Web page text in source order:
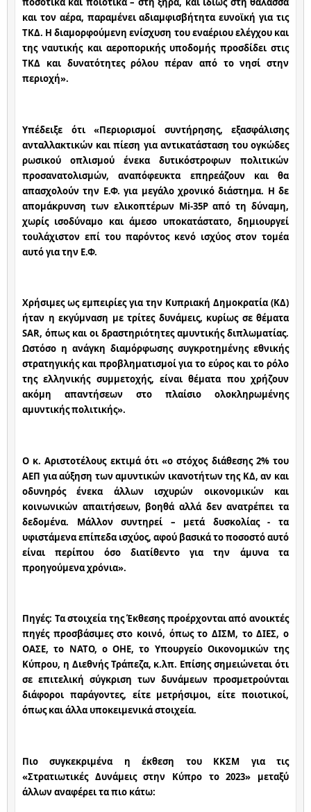
και τον αέρα, παραμένει αδιαμφισβήτητα ευνοϊκή για τις
ΤΚΔ. Η διαμορφούμενη ενίσχυση του εναέριου ελέγχου και
της ναυτικής και αεροπορικής υποδομής προσδίδει στις
ΤΚΔ και δυνατότητες ρόλου πέραν από το νησί στην
περιοχή».
Υπέδειξε ότι «Περιορισμοί συντήρησης, εξασφάλισης
ανταλλακτικών και πίεση για αντικατάσταση του ογκώδες
ρωσικού οπλισμού ένεκα δυτικόστροφων πολιτικών
προσανατολισμών, αναπόφευκτα επηρεάζουν και θα
απασχολούν την Ε.Φ. για μεγάλο χρονικό διάστημα. Η δε
απομάκρυνση των ελικοπτέρων Mi-35P από τη δύναμη,
χωρίς ισοδύναμο και άμεσο υποκατάστατο, δημιουργεί
τουλάχιστον επί του παρόντος κενό ισχύος στον τομέα
αυτό για την Ε.Φ.
Χρήσιμες ως εμπειρίες για την Κυπριακή Δημοκρατία (ΚΔ)
ήταν η εκγύμναση με τρίτες δυνάμεις, κυρίως σε θέματα
SAR, όπως και οι δραστηριότητες αμυντικής διπλωματίας.
Ωστόσο η ανάγκη διαμόρφωσης συγκροτημένης εθνικής
στρατηγικής και προβληματισμοί για το εύρος και το ρόλο
της ελληνικής συμμετοχής, είναι θέματα που χρήζουν
ακόμη απαντήσεων στο πλαίσιο ολοκληρωμένης
αμυντικής πολιτικής».
Ο κ. Αριστοτέλους εκτιμά ότι «ο στόχος διάθεσης 2% του
ΑΕΠ για αύξηση των αμυντικών ικανοτήτων της ΚΔ, αν και
οδυνηρός ένεκα άλλων ισχυρών οικονομικών και
κοινωνικών απαιτήσεων, βοηθά αλλά δεν ανατρέπει τα
δεδομένα. Μάλλον συντηρεί – μετά δυσκολίας - τα
υφιστάμενα επίπεδα ισχύος, αφού βασικά το ποσοστό αυτό
είναι περίπου όσο διατίθεντο για την άμυνα τα
προηγούμενα χρόνια».
Πηγές: Τα στοιχεία της Έκθεσης προέρχονται από ανοικτές
πηγές προσβάσιμες στο κοινό, όπως το ΔΙΣΜ, το ΔΙΕΣ, ο
ΟΑΣΕ, το ΝΑΤΟ, ο ΟΗΕ, το Υπουργείο Οικονομικών της
Κύπρου, η Διεθνής Τράπεζα, κ.λπ. Επίσης σημειώνεται ότι
σε επιτελική σύγκριση των δυνάμεων προσμετρούνται
διάφοροι παράγοντες, είτε μετρήσιμοι, είτε ποιοτικοί,
όπως και άλλα υποκειμενικά στοιχεία.
Πιο συγκεκριμένα η έκθεση του ΚΚΣΜ για τις
«Στρατιωτικές Δυνάμεις στην Κύπρο το 2023» μεταξύ
άλλων αναφέρει τα πιο κάτω: